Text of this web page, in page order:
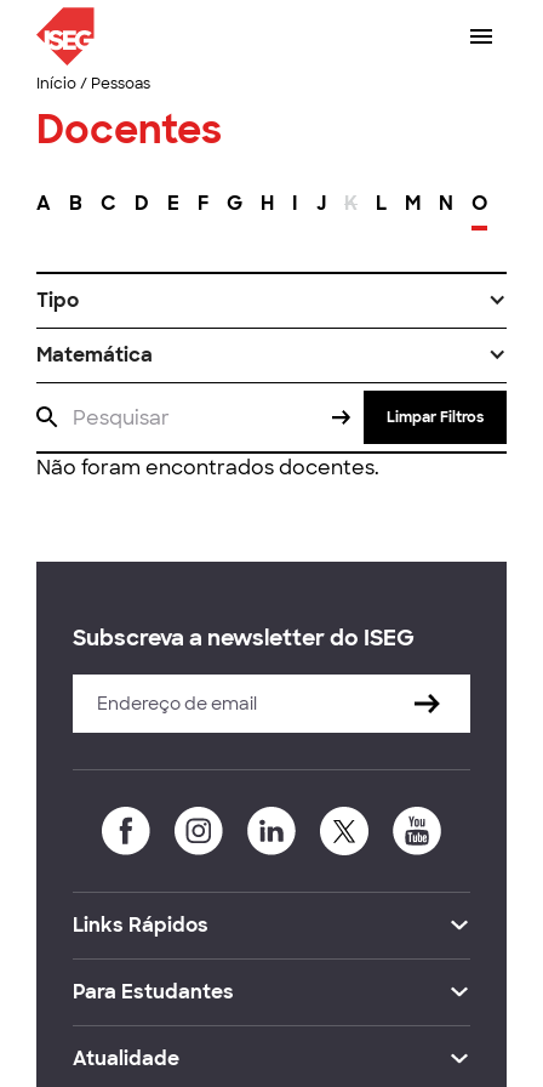
Início/ Pessoas
Docentes
A B C D E F G H I J K L M N O
Tipo
Matemática
Limpar Filtros
Não foram encontrados docentes.
Subscreva a newsletter do ISEG
Links Rápidos
Para Estudantes
Atualidade